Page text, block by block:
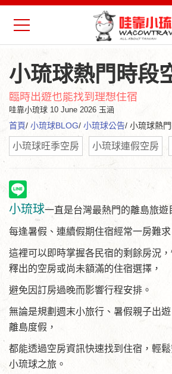
小琉球熱門時段
臨時出遊也能找到理想住宿
哇靠小琉球 10 June 2026 玉涵
首頁/ 小琉球BLOG/ 小琉球公告/ 小琉球熱
小琉球旺季空房 小琉球連假空房
小琉球一直是台灣最熱門的離島旅遊
每逢暑假、連續假期住宿經常一房難求
這裡可以即時掌握各民宿的剩餘房況
釋出的空房或尚未額滿的住宿選擇，
避免因訂房過晚而影響行程安排。
無論是規劃週末小旅行、暑假親子出
離島度假，
都能透過空房資訊快速找到住宿，輕
小琉球之旅。